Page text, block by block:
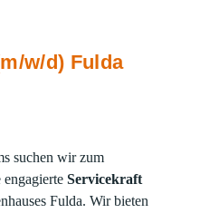
w/d) Fulda
suchen wir zum
Servicekraft
Fulda. Wir bieten